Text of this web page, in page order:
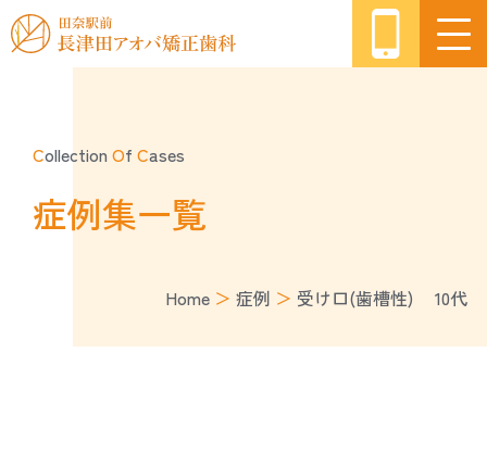
Collection Of Cases
症例集一覧
Home ＞症例 ＞ 受け口(歯槽性) 10代